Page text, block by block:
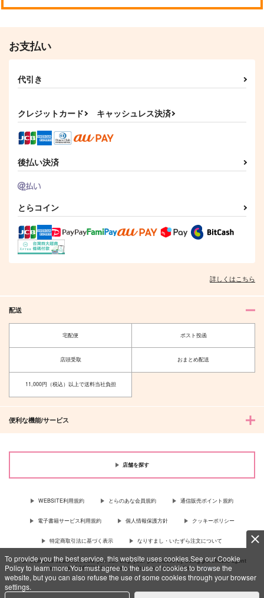
To provide you the best service, this website uses cookies.See our Cookie
Policy to learn more.You must agree to the use of cookies to browse the
website, but you can also refuse the use of some cookies through your browser
settings.
お支払い
代引き
クレジットカード キャッシュレス決済
後払い決済
とらコイン
詳しくはこちら
配送
宅配便 ポスト投函
店頭受取 おまとめ配送
11,000円（税込）以上で送料当社負担
便利な機能/サービス
店舗を探す
WEBSITE利用規約 とらのあな会員規約 通信販売ポイント規約
電子書籍サービス利用規約 個人情報保護方針 クッキーポリシー
特定商取引法に基づく表示 なりすまし・いたずら注文について
For Overseas customer, now you can ship your purchases by using purchases agent
services “AOCS”! Click {more…} for more information …more